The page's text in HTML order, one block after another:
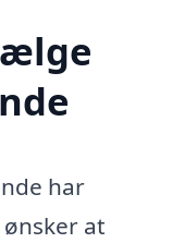
har
at